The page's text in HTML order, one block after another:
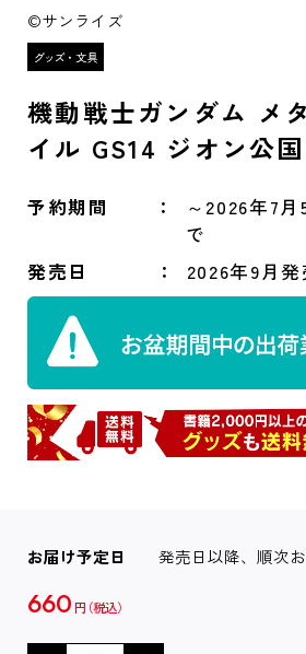
©サンライズ
機動戦士ガンダム メ
イル GS14 ジオン公
予約期間
～2026年7
で
発売日
2026年9月
お届け予定日 発売日以降、順次
660 円